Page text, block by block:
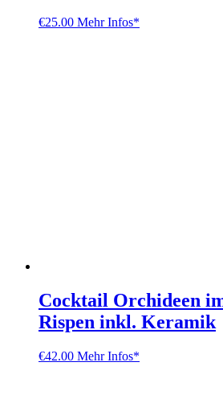
€25.00 Mehr Infos*
Cocktail Orchideen
Rispen inkl. Keramik
€42.00 Mehr Infos*